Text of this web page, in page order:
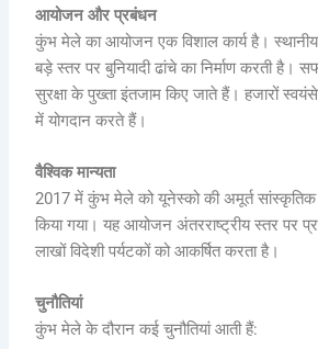
आयोजन और प्रबंधन
कुंभ मेले का आयोजन एक विशाल कार्य है।
बड़े स्तर पर बुनियादी ढांचे का निर्माण करती है।
सुरक्षा के पुख्ता इंतजाम किए जाते हैं। हजारों
में योगदान करते हैं।
वैश्विक मान्यता
2017 में कुंभ मेले को यूनेस्को की अमूर्त सांस्कृतिक
किया गया। यह आयोजन अंतरराष्ट्रीय स्तर पर
लाखों विदेशी पर्यटकों को आकर्षित करता है।
चुनौतियां
कुंभ मेले के दौरान कई चुनौतियां आती हैं: